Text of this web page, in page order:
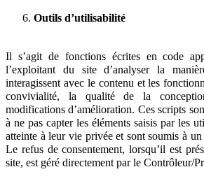
Outils d’utilisabilité
Il s’agit de fonctions écrites en code
l’exploitant du site d’analyser la
interagissent avec le contenu et les
convivialité, la qualité de la
modifications d’amélioration. Ces scripts
à ne pas capter les éléments saisis par les
atteinte à leur vie privée et sont soumis à
Le refus de consentement, lorsqu’il est
site, est géré directement par le Contrôleur/